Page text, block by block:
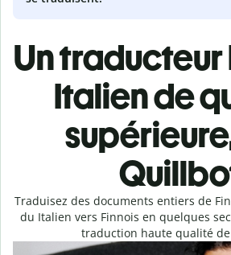
Un traducteur
Italien de
Traduisez des documents entiers de
du Italien vers Finnois en quelques
traduction haute qualité